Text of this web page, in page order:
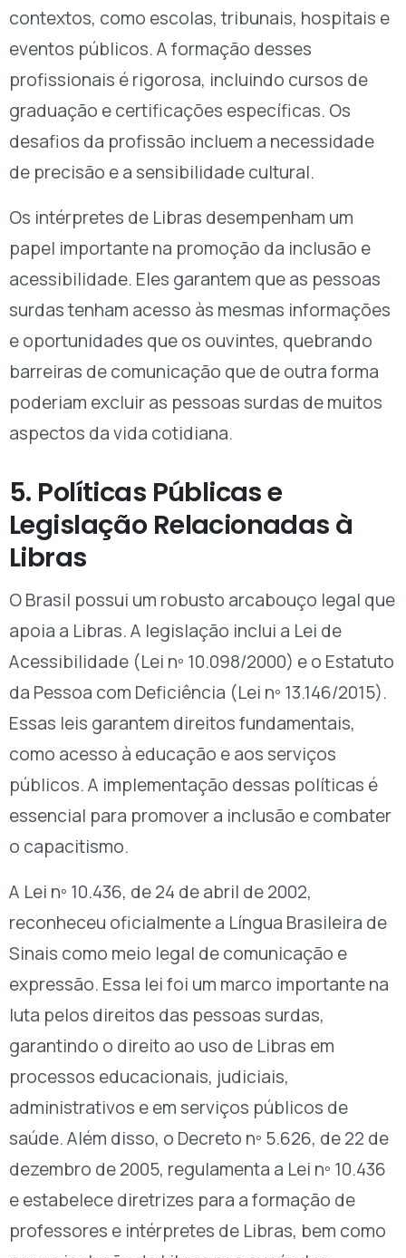
contextos, como escolas, tribunais, hospitais e
eventos públicos. A formação desses
profissionais é rigorosa, incluindo cursos de
graduação e certificações específicas. Os
desafios da profissão incluem a necessidade
de precisão e a sensibilidade cultural.
Os intérpretes de Libras desempenham um
papel importante na promoção da inclusão e
acessibilidade. Eles garantem que as pessoas
surdas tenham acesso às mesmas informações
e oportunidades que os ouvintes, quebrando
barreiras de comunicação que de outra forma
poderiam excluir as pessoas surdas de muitos
aspectos da vida cotidiana.
5. Políticas Públicas e
Legislação Relacionadas à
Libras
O Brasil possui um robusto arcabouço legal que
apoia a Libras. A legislação inclui a Lei de
Acessibilidade (Lei nº 10.098/2000) e o Estatuto
da Pessoa com Deficiência (Lei nº 13.146/2015).
Essas leis garantem direitos fundamentais,
como acesso à educação e aos serviços
públicos. A implementação dessas políticas é
essencial para promover a inclusão e combater
o capacitismo.
A Lei nº 10.436, de 24 de abril de 2002,
reconheceu oficialmente a Língua Brasileira de
Sinais como meio legal de comunicação e
expressão. Essa lei foi um marco importante na
luta pelos direitos das pessoas surdas,
garantindo o direito ao uso de Libras em
processos educacionais, judiciais,
administrativos e em serviços públicos de
saúde. Além disso, o Decreto nº 5.626, de 22 de
dezembro de 2005, regulamenta a Lei nº 10.436
e estabelece diretrizes para a formação de
professores e intérpretes de Libras, bem como